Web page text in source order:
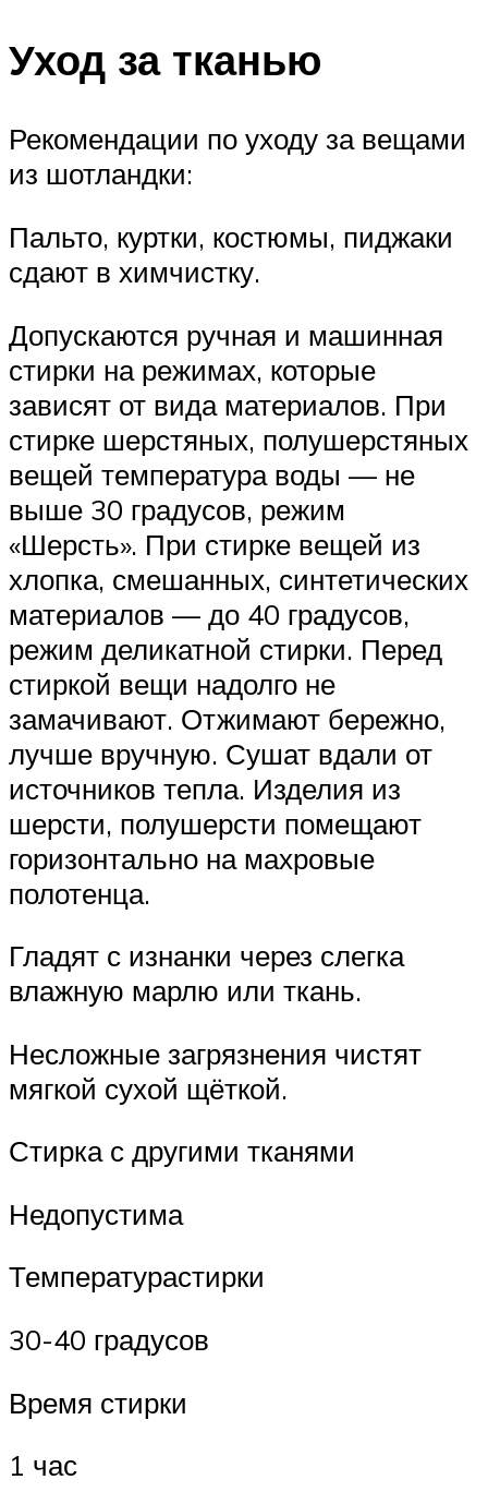
Уход за тканью
Рекомендации по уходу за вещами
из шотландки:
Пальто, куртки, костюмы, пиджаки
сдают в химчистку.
Допускаются ручная и машинная
стирки на режимах, которые
зависят от вида материалов. При
стирке шерстяных, полушерстяных
вещей температура воды — не
выше 30 градусов, режим
«Шерсть». При стирке вещей из
хлопка, смешанных, синтетических
материалов — до 40 градусов,
режим деликатной стирки. Перед
стиркой вещи надолго не
замачивают. Отжимают бережно,
лучше вручную. Сушат вдали от
источников тепла. Изделия из
шерсти, полушерсти помещают
горизонтально на махровые
полотенца.
Гладят с изнанки через слегка
влажную марлю или ткань.
Несложные загрязнения чистят
мягкой сухой щёткой.
Стирка с другими тканями
Недопустима
Температурастирки
30-40 градусов
Время стирки
1 час